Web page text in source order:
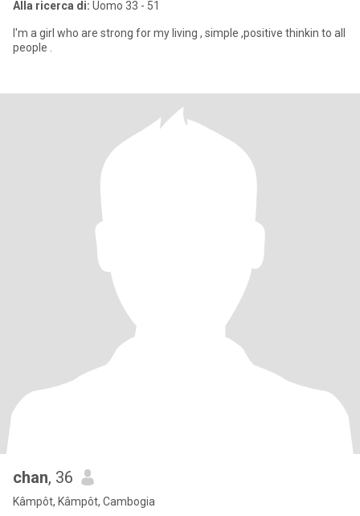
Alla ricerca di: Uomo 33 - 51
I'm a girl who are strong for my living , simple ,positive thinkin to all
people .
chan, 36
Kâmpôt, Kâmpôt, Cambogia